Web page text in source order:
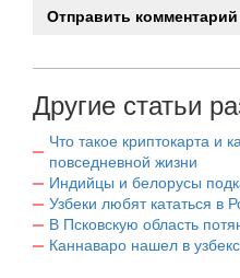
Другие статьи
Что такое криптокарта и
повседневной жизни
Индийцы и белорусы
Узбеки любят кататься в
В Псковскую область
Каннаваро нашел в